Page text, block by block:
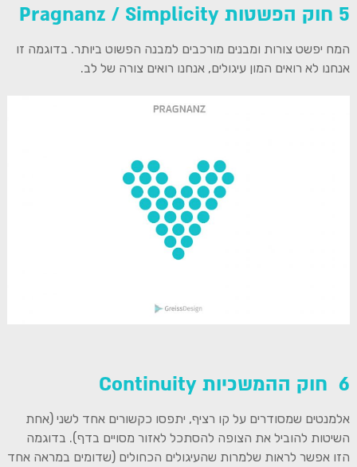
5 חוק הפשטות Pragnanz / Simplicity
המח יפשט צורות ומבנים מורכבים למבנה הפשוט ביותר. בדוגמה זו
אנחנו לא רואים המון עיגולים, אנחנו רואים צורה של לב.
6 חוק ההמשכיות Continuity
אלמנטים שמסודרים על קו רציף, יתפסו כקשורים אחד לשני (אחת
השיטות להוביל את הצופה להסתכל לאזור מסויים בדף). בדוגמה
הזו אפשר לראות שלמרות שהעיגולים הכחולים (שדומים במראה אחד